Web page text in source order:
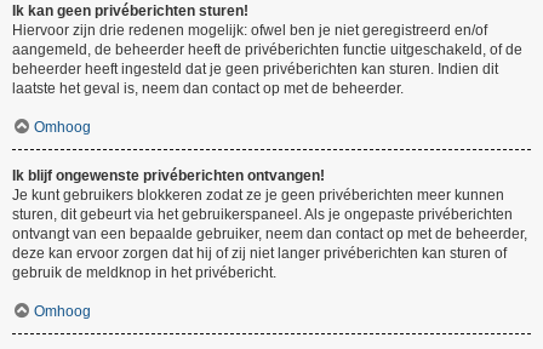
Ik kan geen privéberichten sturen!
Hiervoor zijn drie redenen mogelijk: ofwel ben je niet geregistreerd en/of
aangemeld, de beheerder heeft de privéberichten functie uitgeschakeld, of de
beheerder heeft ingesteld dat je geen privéberichten kan sturen. Indien dit
laatste het geval is, neem dan contact op met de beheerder.
Omhoog
Ik blijf ongewenste privéberichten ontvangen!
Je kunt gebruikers blokkeren zodat ze je geen privéberichten meer kunnen
sturen, dit gebeurt via het gebruikerspaneel. Als je ongepaste privéberichten
ontvangt van een bepaalde gebruiker, neem dan contact op met de beheerder,
deze kan ervoor zorgen dat hij of zij niet langer privéberichten kan sturen of
gebruik de meldknop in het privébericht.
Omhoog